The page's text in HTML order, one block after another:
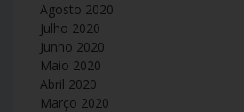
Agosto 2020
Julho 2020
Junho 2020
Maio 2020
Abril 2020
Março 2020